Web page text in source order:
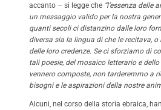
accanto – si legge che “l’essenza delle
un messaggio valido per la nostra
quanti secoli ci distanzino dalle loro
diversa sia la lingua di che le recitava,
delle loro credenze. Se ci sforziamo di
tali poesie, del mosaico letterario e
vennero composte, non tarderemmo a
bisogni e le aspirazioni della nostre
Alcuni, nel corso della storia ebraica,